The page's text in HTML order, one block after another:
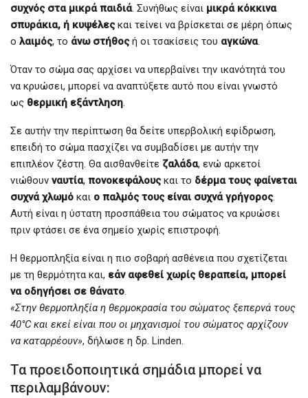
συχνός στα μικρά παιδιά. Συνήθως είναι μικρά κόκκινα
σπυράκια, ή κυψέλες και τείνει να βρίσκεται σε μέρη όπως
ο λαιμός, το άνω στήθος ή οι τσακίσεις του αγκώνα.
Όταν το σώμα σας αρχίσει να υπερβαίνει την ικανότητά του
να κρυώσει, μπορεί να αναπτύξετε αυτό που είναι γνωστό
ως θερμική εξάντληση.
Σε αυτήν την περίπτωση θα δείτε υπερβολική εφίδρωση,
επειδή το σώμα πασχίζει να συμβαδίσει με αυτήν την
επιπλέον ζέστη. Θα αισθανθείτε ζαλάδα, ενώ αρκετοί
νιώθουν ναυτία, πονοκεφάλους και το δέρμα τους φαίνεται
συχνά χλωμό και ο παλμός τους είναι συχνά γρήγορος.
Αυτή είναι η ύστατη προσπάθεια του σώματος να κρυώσει
πριν φτάσει σε ένα σημείο χωρίς επιστροφή.
Η θερμοπληξία είναι η πιο σοβαρή ασθένεια που σχετίζεται
με τη θερμότητα και, εάν αφεθεί χωρίς θεραπεία, μπορεί
να οδηγήσει σε θάνατο.
«Στην θερμοπληξία η θερμοκρασία του σώματος ξεπερνά τους
40°C και εκεί είναι που οι μηχανισμοί του σώματος αρχίζουν
να καταρρέουν», δήλωσε η δρ. Linden.
Τα προειδοποιητικά σημάδια μπορεί να
περιλαμβάνουν: